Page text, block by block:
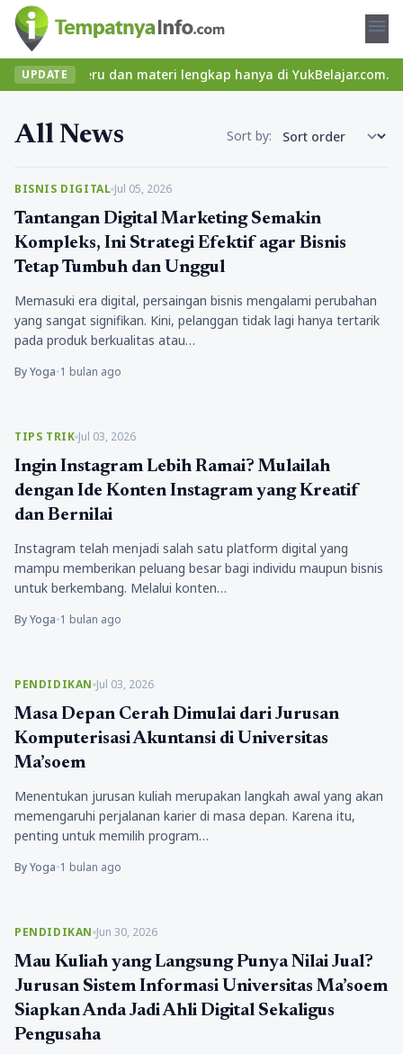
menu
UPDATE
seru dan materi lengkap hanya di YukBelajar.com.
All News Sort by:
BISNIS DIGITAL Jul 05, 2026
Tantangan Digital Marketing Semakin
Kompleks, Ini Strategi Efektif agar Bisnis
Tetap Tumbuh dan Unggul
Memasuki era digital, persaingan bisnis mengalami perubahan
yang sangat signifikan. Kini, pelanggan tidak lagi hanya tertarik
pada produk berkualitas atau…
By Yoga•1 bulan ago
TIPS TRIK Jul 03, 2026
Ingin Instagram Lebih Ramai? Mulailah
dengan Ide Konten Instagram yang Kreatif
dan Bernilai
Instagram telah menjadi salah satu platform digital yang
mampu memberikan peluang besar bagi individu maupun bisnis
untuk berkembang. Melalui konten…
By Yoga•1 bulan ago
PENDIDIKAN Jul 03, 2026
Masa Depan Cerah Dimulai dari Jurusan
Komputerisasi Akuntansi di Universitas
Ma’soem
Menentukan jurusan kuliah merupakan langkah awal yang akan
memengaruhi perjalanan karier di masa depan. Karena itu,
penting untuk memilih program…
By Yoga•1 bulan ago
PENDIDIKAN Jun 30, 2026
Mau Kuliah yang Langsung Punya Nilai Jual?
Jurusan Sistem Informasi Universitas Ma’soem
Siapkan Anda Jadi Ahli Digital Sekaligus
Pengusaha